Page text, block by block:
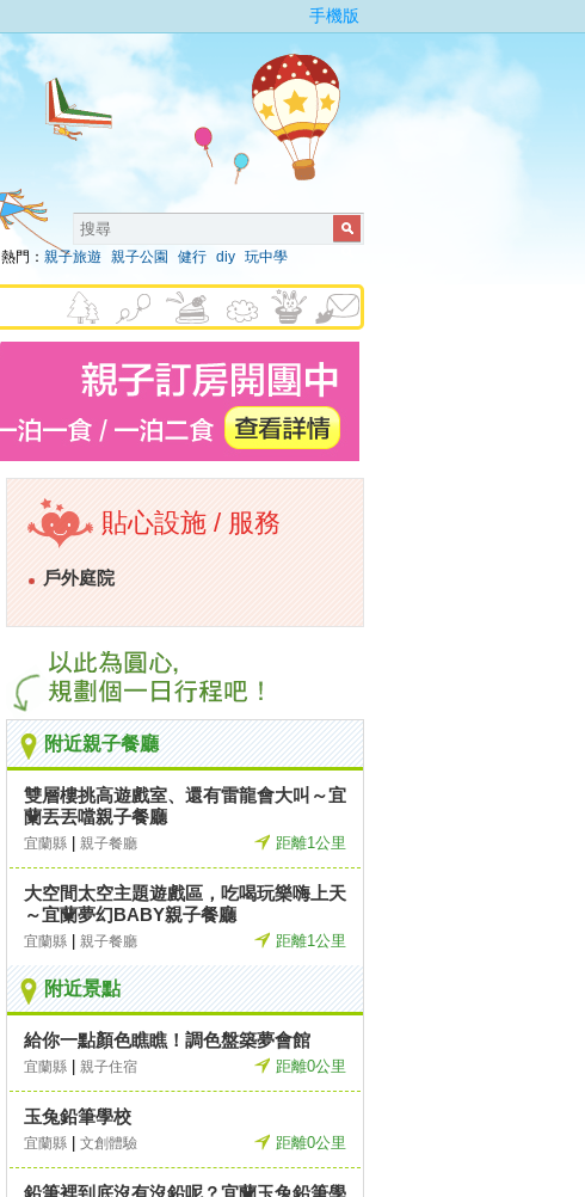
手機版
熱門： 親子旅遊 親子公園 健行 diy 玩中學
貼心設施 / 服務
戶外庭院
附近親子餐廳
雙層樓挑高遊戲室、還有雷龍會大叫～宜
蘭丟丟噹親子餐廳
宜蘭縣 親子餐廳 距離1公里
大空間太空主題遊戲區，吃喝玩樂嗨上天
～宜蘭夢幻BABY親子餐廳
宜蘭縣 親子餐廳 距離1公里
附近景點
給你一點顏色瞧瞧！調色盤築夢會館
宜蘭縣 親子住宿 距離0公里
玉兔鉛筆學校
宜蘭縣 文創體驗 距離0公里
鉛筆裡到底沒有沒鉛呢？宜蘭玉兔鉛筆學